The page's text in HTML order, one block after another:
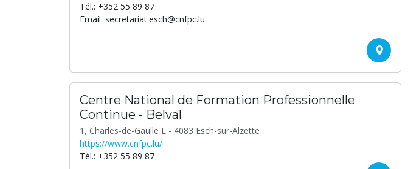
Tél.: +352 55 89 87
Email: secretariat.esch@cnfpc.lu
Centre National de Formation Professionnelle
Continue - Belval
1, Charles-de-Gaulle L - 4083 Esch-sur-Alzette
https://www.cnfpc.lu/
Tél.: +352 55 89 87